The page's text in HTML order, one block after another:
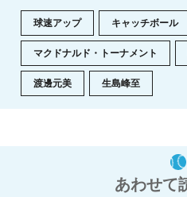
球速アップ キャッチボール
マクドナルド・トーナメント
渡邊元美 生島峰至
あわせて